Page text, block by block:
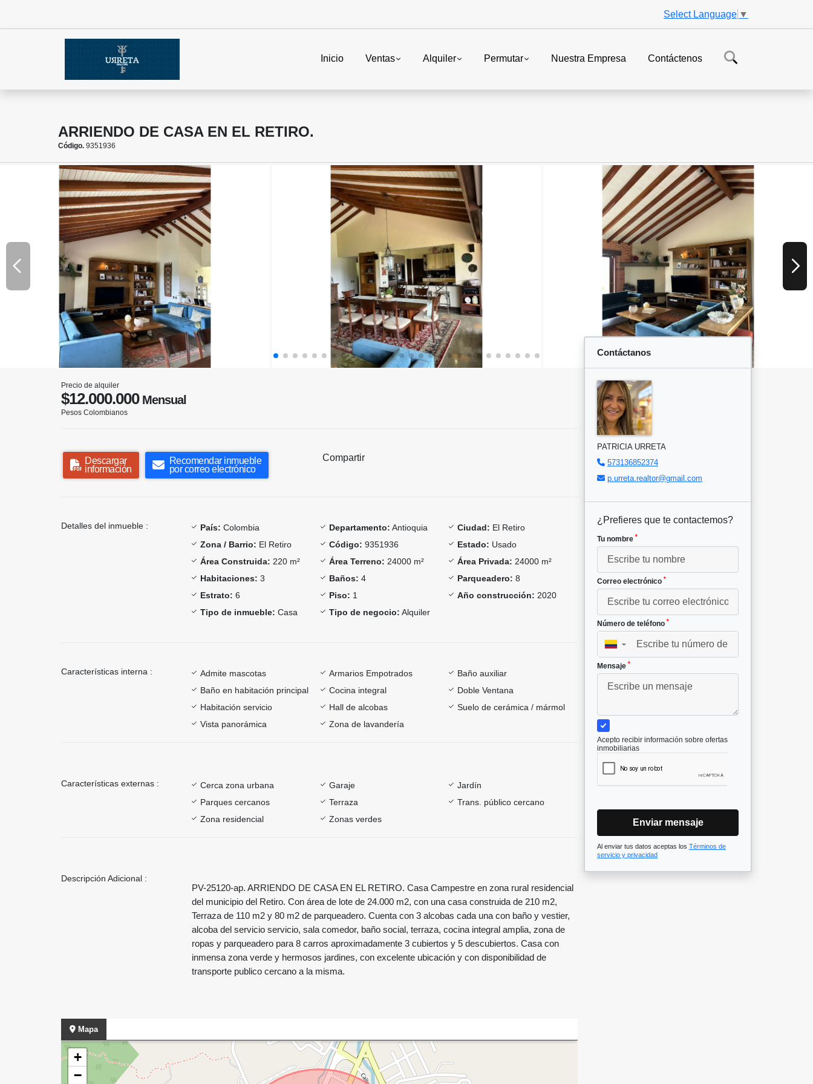
Select Language ▼
Inicio Ventas Alquiler Permutar Nuestra Empresa Contáctenos
ARRIENDO DE CASA EN EL RETIRO.
Código. 9351936
Precio de alquiler
$12.000.000Mensual
Pesos Colombianos
Descargar
información
Recomendar inmueble
por correo electrónico
Compartir
Detalles del inmueble : País: Colombia Departamento: Antioquia Ciudad: El Retiro
Zona / Barrio: El Retiro Código: 9351936 Estado: Usado
Área Construida: 220 m² Área Terreno: 24000 m² Área Privada: 24000 m²
Habitaciones: 3 Baños: 4 Parqueadero: 8
Estrato: 6 Piso: 1 Año construcción: 2020
Tipo de inmueble: Casa Tipo de negocio: Alquiler
Características interna : Admite mascotas Armarios Empotrados
Baño auxiliar
Baño en habitación principal
Cocina integral
Doble Ventana
Habitación servicio
Hall de alcobas
Suelo de cerámica / mármol
Vista panorámica
Zona de lavandería
Características externas : Cerca zona urbana Garaje
Jardín
Parques cercanos
Terraza
Trans. público cercano
Zona residencial
Zonas verdes
Descripción Adicional :
PV-25120-ap. ARRIENDO DE CASA EN EL RETIRO. Casa Campestre en zona rural residencial
del municipio del Retiro. Con área de lote de 24.000 m2, con una casa construida de 210 m2,
Terraza de 110 m2 y 80 m2 de parqueadero. Cuenta con 3 alcobas cada una con baño y vestier,
alcoba del servicio servicio, sala comedor, baño social, terraza, cocina integral amplia, zona de
ropas y parqueadero para 8 carros aproximadamente 3 cubiertos y 5 descubiertos. Casa con
inmensa zona verde y hermosos jardines, con excelente ubicación y con disponibilidad de
transporte publico cercano a la misma.
Mapa
+
−
Contáctanos
PATRICIA URRETA
573136852374
p.urreta.realtor@gmail.com
¿Prefieres que te contactemos?
Tu nombre *
Correo electrónico *
Número de teléfono *
▼
Mensaje *
Acepto recibir información sobre ofertas
inmobiliarias
Enviar mensaje
Al enviar tus datos aceptas los Términos de
servicio y privacidad